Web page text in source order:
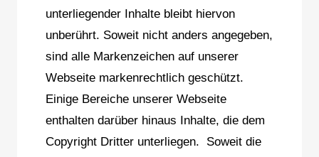
unterliegender Inhalte bleibt hiervon
unberührt. Soweit nicht anders angegeben,
sind alle Markenzeichen auf unserer
Webseite markenrechtlich geschützt.
Einige Bereiche unserer Webseite
enthalten darüber hinaus Inhalte, die dem
Copyright Dritter unterliegen. Soweit die